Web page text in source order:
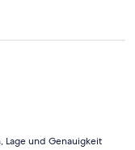
Lage und Genauigkeit